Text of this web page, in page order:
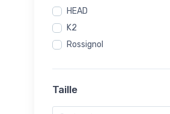
HEAD
K2
Rossignol
Taille